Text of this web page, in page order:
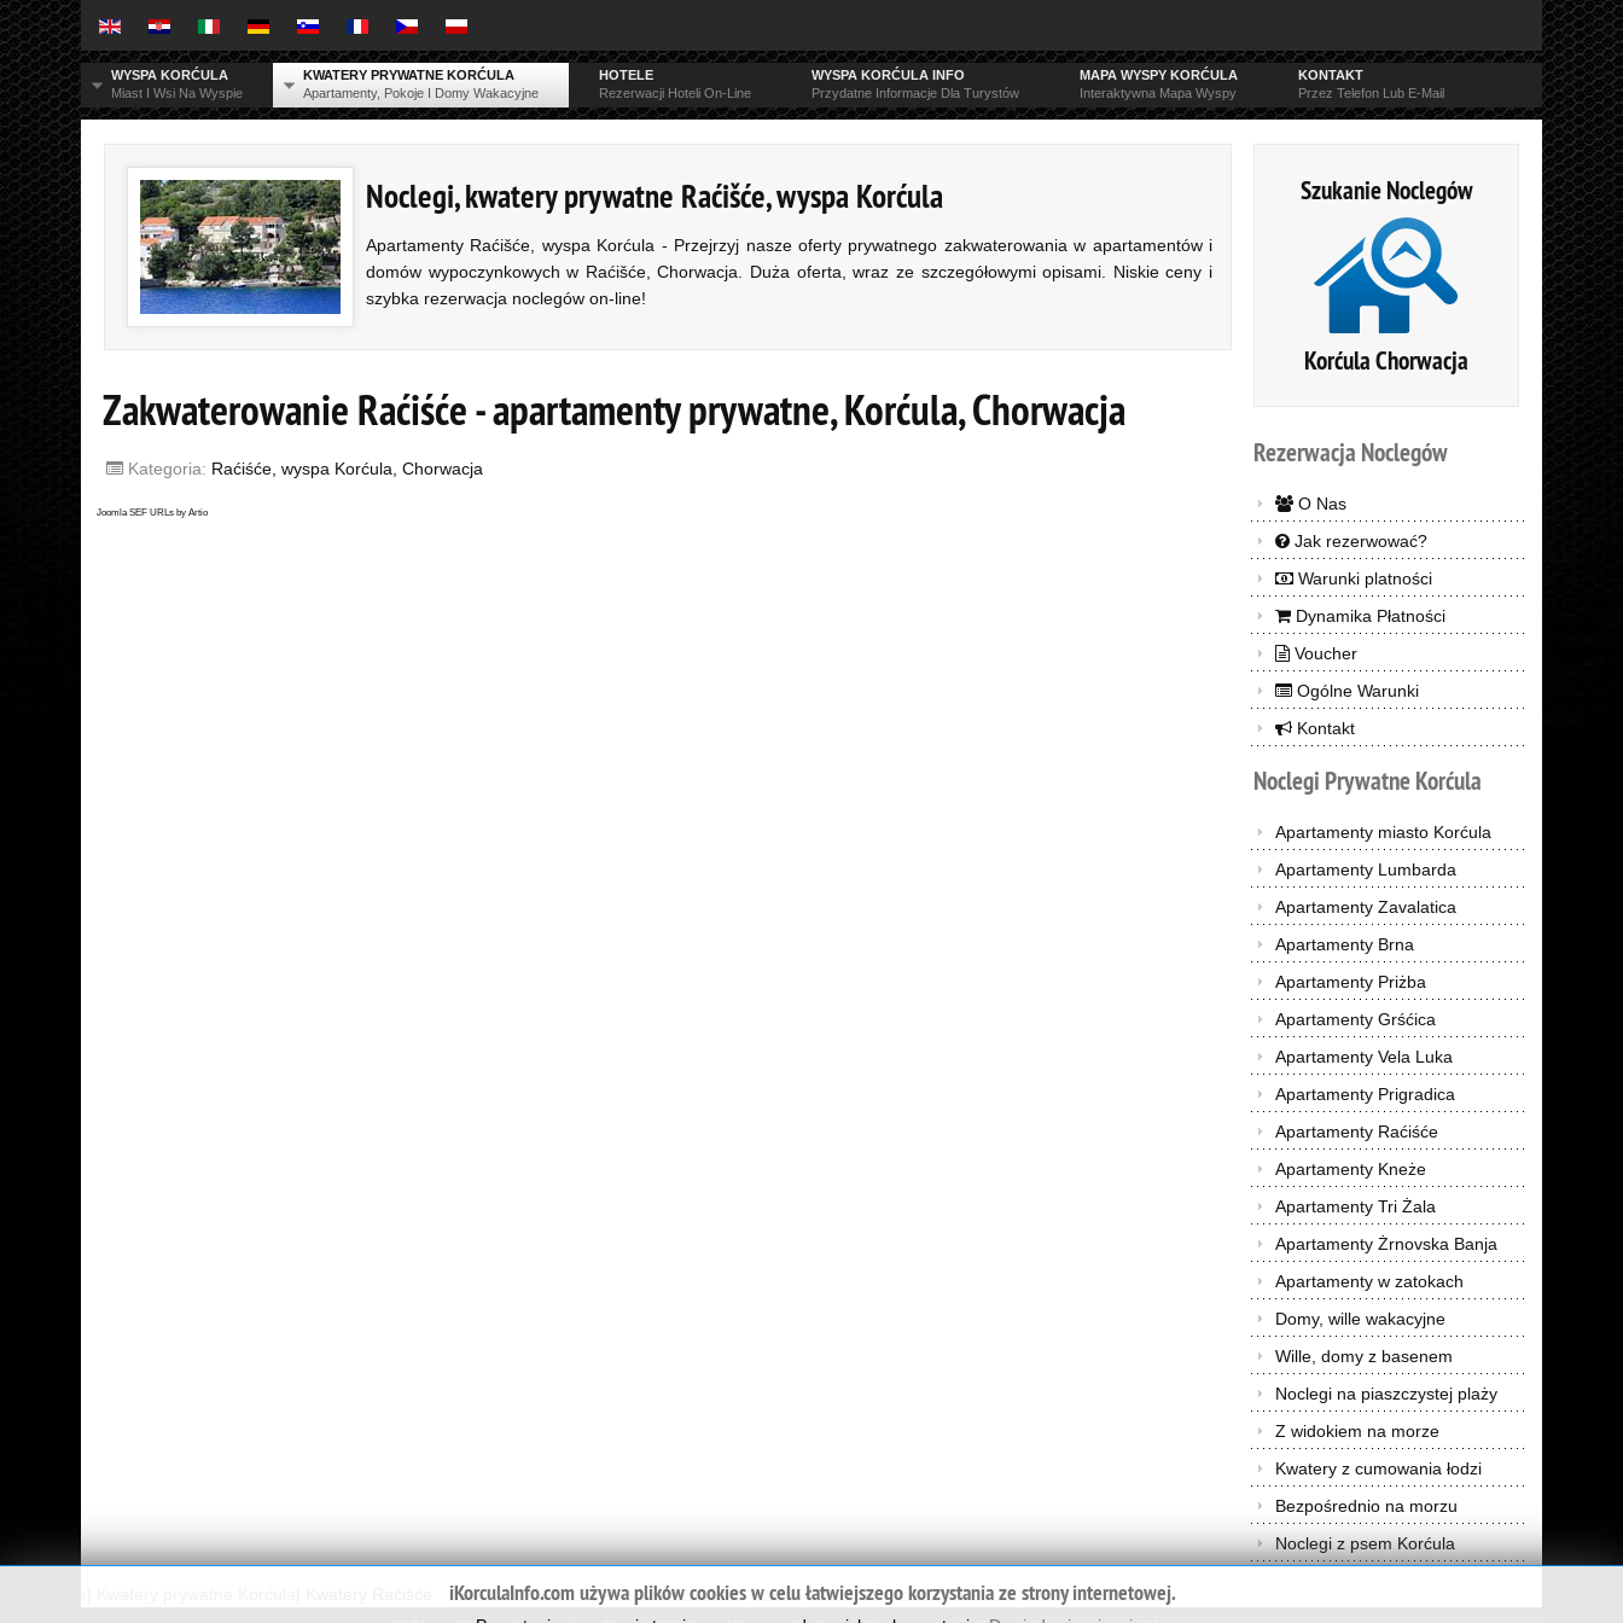
WYSPA KORĆULA
Miast I Wsi Na Wyspie
KWATERY PRYWATNE KORĆULA
Apartamenty, Pokoje I Domy Wakacyjne
HOTELE
Rezerwacji Hoteli On-Line
WYSPA KORĆULA INFO
Przydatne Informacje Dla Turystów
MAPA WYSPY KORĆULA
Interaktywna Mapa Wyspy
KONTAKT
Przez Telefon Lub E-Mail
Noclegi, kwatery prywatne Raćišće, wyspa Korćula
Apartamenty Raćišće, wyspa Korćula - Przejrzyj nasze oferty prywatnego zakwaterowania w apartamentów i
domów wypoczynkowych w Raćišće, Chorwacja. Duża oferta, wraz ze szczegółowymi opisami. Niskie ceny i
szybka rezerwacja noclegów on-line!
Zakwaterowanie Raćiśće - apartamenty prywatne, Korćula, Chorwacja
Kategoria: Raćiśće, wyspa Korćula, Chorwacja
Joomla SEF URLs by Artio
Szukanie Noclegów
Korćula Chorwacja
Rezerwacja Noclegów
O Nas
Jak rezerwować?
Warunki platności
Dynamika Płatności
Voucher
Ogólne Warunki
Kontakt
Noclegi PrywatneKorćula
Apartamenty miasto Korćula
Apartamenty Lumbarda
Apartamenty Zavalatica
Apartamenty Brna
Apartamenty Priżba
Apartamenty Grśćica
Apartamenty Vela Luka
Apartamenty Prigradica
Apartamenty Raćiśće
Apartamenty Kneże
Apartamenty Tri Żala
Apartamenty Żrnovska Banja
Apartamenty w zatokach
Domy, wille wakacyjne
Wille, domy z basenem
Noclegi na piaszczystej plaży
Z widokiem na morze
Kwatery z cumowania łodzi
Bezpośrednio na morzu
Noclegi z psem Korćula
iKorculaInfo.com używa plików cookies w celu łatwiejszego korzystania ze strony internetowej.